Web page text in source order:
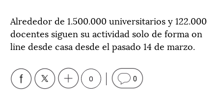
Alrededor de 1.500.000 universitarios y 122.000
docentes siguen su actividad solo de forma on
line desde casa desde el pasado 14 de marzo.
0 0